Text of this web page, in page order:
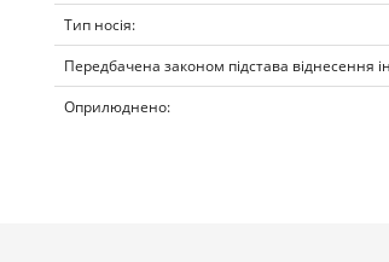
Тип носія:
Передбачена законом підстава віднесення
Оприлюднено: